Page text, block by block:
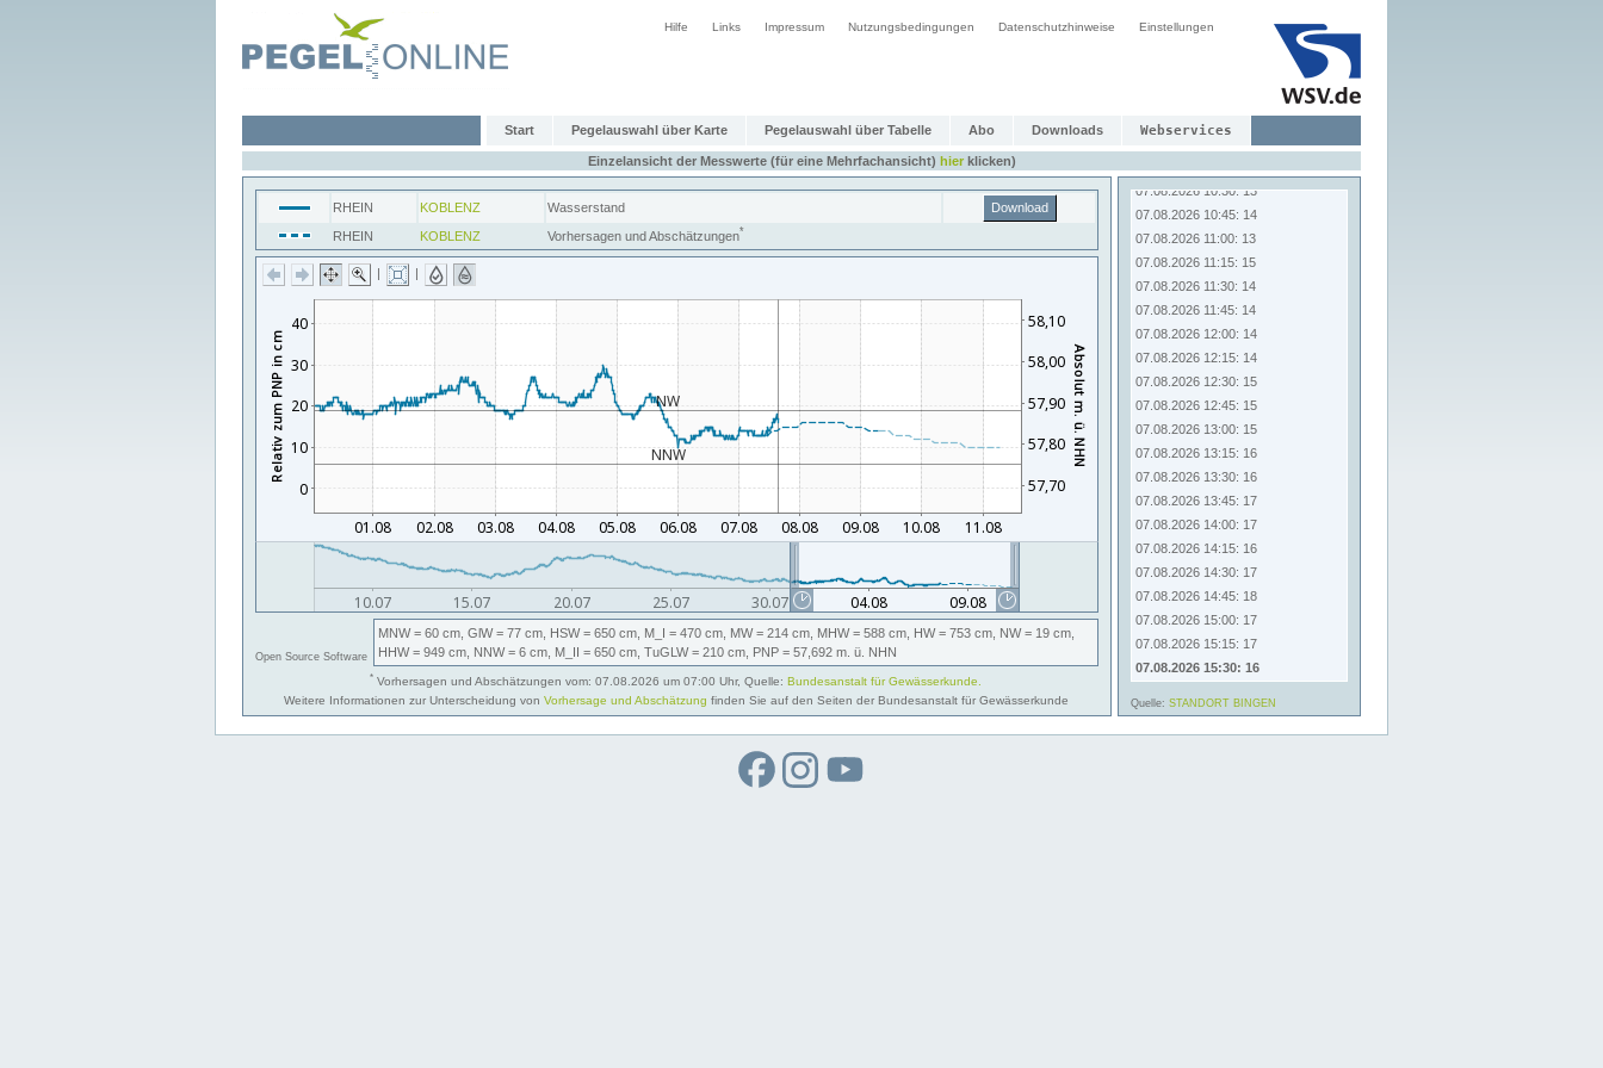
Hilfe Links Impressum Nutzungsbedingungen Datenschutzhinweise Einstellungen
Start Pegelauswahl über Karte Pegelauswahl über Tabelle Abo Downloads Webservices
Einzelansicht der Messwerte (für eine Mehrfachansicht) hierklicken)
RHEIN KOBLENZ Wasserstand
Download
RHEIN
KOBLENZ Vorhersagen und Abschätzungen*
| |
Open Source Software
MNW= 60 cm, GlW= 77 cm, HSW= 650 cm, M_I = 470 cm, MW= 214 cm, MHW= 588 cm, HW= 753 cm, NW= 19 cm,
HHW= 949 cm, NNW= 6 cm, M_II = 650 cm, TuGLW= 210 cm, PNP = 57,692 m. ü. NHN
* Vorhersagen und Abschätzungen vom: 07.08.2026 um 07:00 Uhr, Quelle: Bundesanstalt für Gewässerkunde.
Weitere Informationen zur Unterscheidung von Vorhersage und Abschätzung finden Sie auf den Seiten der Bundesanstalt für Gewässerkunde
07.08.2026 08:45: 13
07.08.2026 09:45: 13
07.08.2026 10:00: 13
07.08.2026 10:30: 13
07.08.2026 10:45: 14
07.08.2026 11:00: 13
07.08.2026 11:15: 15
07.08.2026 11:30: 14
07.08.2026 11:45: 14
07.08.2026 12:00: 14
07.08.2026 12:15: 14
07.08.2026 12:30: 15
07.08.2026 12:45: 15
07.08.2026 13:00: 15
07.08.2026 13:15: 16
07.08.2026 13:30: 16
07.08.2026 13:45: 17
07.08.2026 14:00: 17
07.08.2026 14:15: 16
07.08.2026 14:30: 17
07.08.2026 14:45: 18
07.08.2026 15:00: 17
07.08.2026 15:15: 17
07.08.2026 15:30: 16
Quelle: STANDORT BINGEN